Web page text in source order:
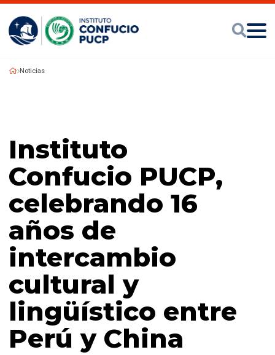
Noticias
Instituto
Confucio PUCP,
celebrando 16
años de
intercambio
cultural y
lingüístico entre
Perú y China